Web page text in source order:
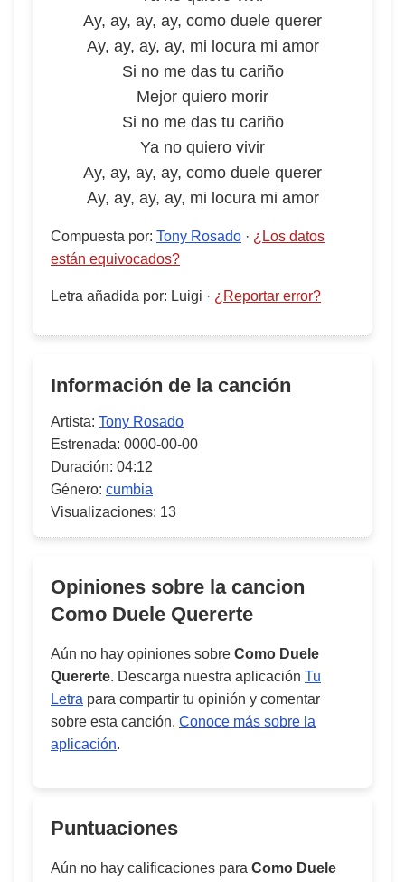
Ay, ay, ay, ay, como duele querer
Ay, ay, ay, ay, mi locura mi amor
Si no me das tu cariño
Mejor quiero morir
Si no me das tu cariño
Ya no quiero vivir
Ay, ay, ay, ay, como duele querer
Ay, ay, ay, ay, mi locura mi amor
Compuesta por: Tony Rosado · ¿Los datos
están equivocados?
Letra añadida por: Luigi · ¿Reportar error?
Información de la canción
Artista: Tony Rosado
Estrenada: 0000-00-00
Duración: 04:12
Género: cumbia
Visualizaciones: 13
Opiniones sobre la cancion
Como Duele Quererte
Aún no hay opiniones sobre Como Duele
Quererte. Descarga nuestra aplicación Tu
Letra para compartir tu opinión y comentar
sobre esta canción. Conoce más sobre la
aplicación.
Puntuaciones
Aún no hay calificaciones para Como Duele